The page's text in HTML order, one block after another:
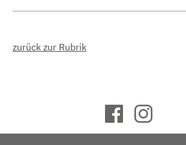
zurück zur Rubrik